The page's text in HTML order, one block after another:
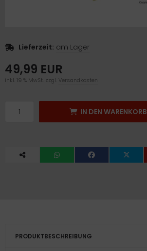
Lieferzeit: am Lager
49,99 EUR
inkl. 19 % MwSt. zzgl. Versandkosten
IN DEN WARENKORB
PRODUKTBESCHREIBUNG